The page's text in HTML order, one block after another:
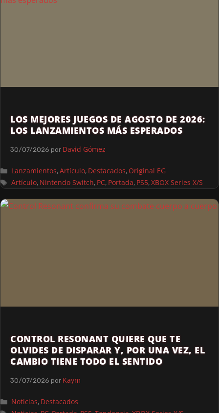
LOS MEJORES JUEGOS DE AGOSTO DE 2026:
LOS LANZAMIENTOS MÁS ESPERADOS
30/07/2026 por David Gómez
Lanzamientos,Artículo, Destacados, Original EG
Artículo, Nintendo Switch, PC, Portada, PS5,XBOX Series X/S
CONTROL RESONANT QUIERE QUE TE
OLVIDES DE DISPARAR Y, POR UNA VEZ, EL
CAMBIO TIENE TODO EL SENTIDO
30/07/2026 por Kaym
Noticias, Destacados